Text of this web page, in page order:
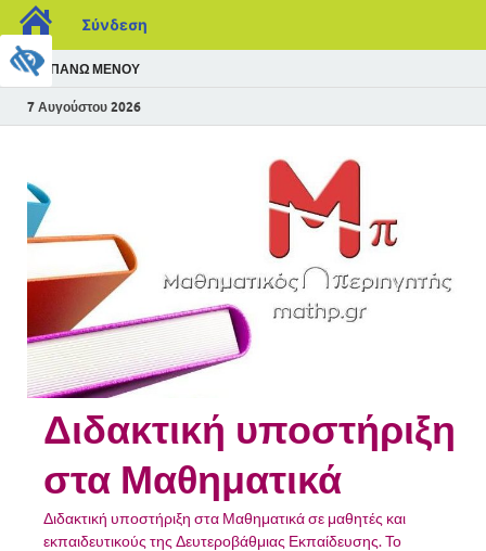
Σύνδεση
ΠΆΝΩ ΜΕΝΟΎ
7 Αυγούστου 2026
Διδακτική υποστήριξη
στα Μαθηματικά
Διδακτική υποστήριξη στα Μαθηματικά σε μαθητές και
εκπαιδευτικούς της Δευτεροβάθμιας Εκπαίδευσης. Το